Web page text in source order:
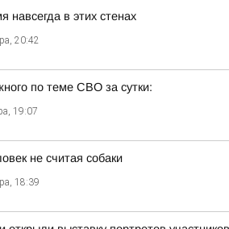
навсегда в этих стенах
20:42
по теме СВО за сутки:
19:07
не считая собаки
18:39